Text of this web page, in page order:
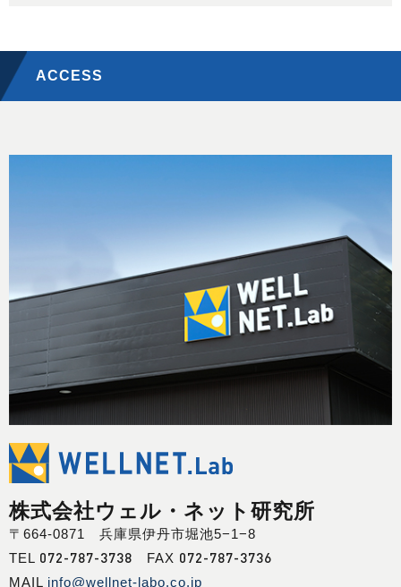
ACCESS
株式会社ウェル・ネット研究所
〒664-0871 兵庫県伊丹市堀池5−1−8
TEL 072-787-3738 FAX 072-787-3736
MAIL info@wellnet-labo.co.jp